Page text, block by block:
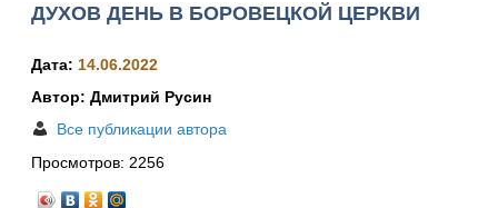
ДУХОВ ДЕНЬ В БОРОВЕЦКОЙ ЦЕРКВИ
Дата: 14.06.2022
Автор: Дмитрий Русин
Все публикации автора
Просмотров: 2256